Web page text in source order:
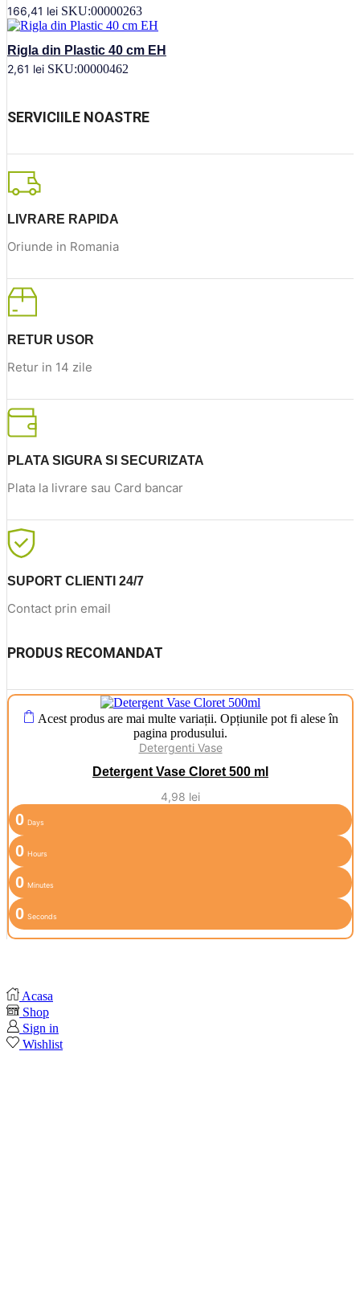
166,41 lei SKU:00000263
Rigla din Plastic 40 cm EH
2,61 lei SKU:00000462
SERVICIILE NOASTRE
LIVRARE RAPIDA
Oriunde in Romania
RETUR USOR
Retur in 14 zile
PLATA SIGURA SI SECURIZATA
Plata la livrare sau Card bancar
SUPORT CLIENTI 24/7
Contact prin email
PRODUS RECOMANDAT
Acest produs are mai multe variații. Opțiunile pot fi alese în
pagina produsului.
Detergenti Vase
Detergent Vase Cloret 500 ml
4,98 lei
0 Days
0 Hours
0 Minutes
0 Seconds
Acasa
Shop
Sign in
Wishlist